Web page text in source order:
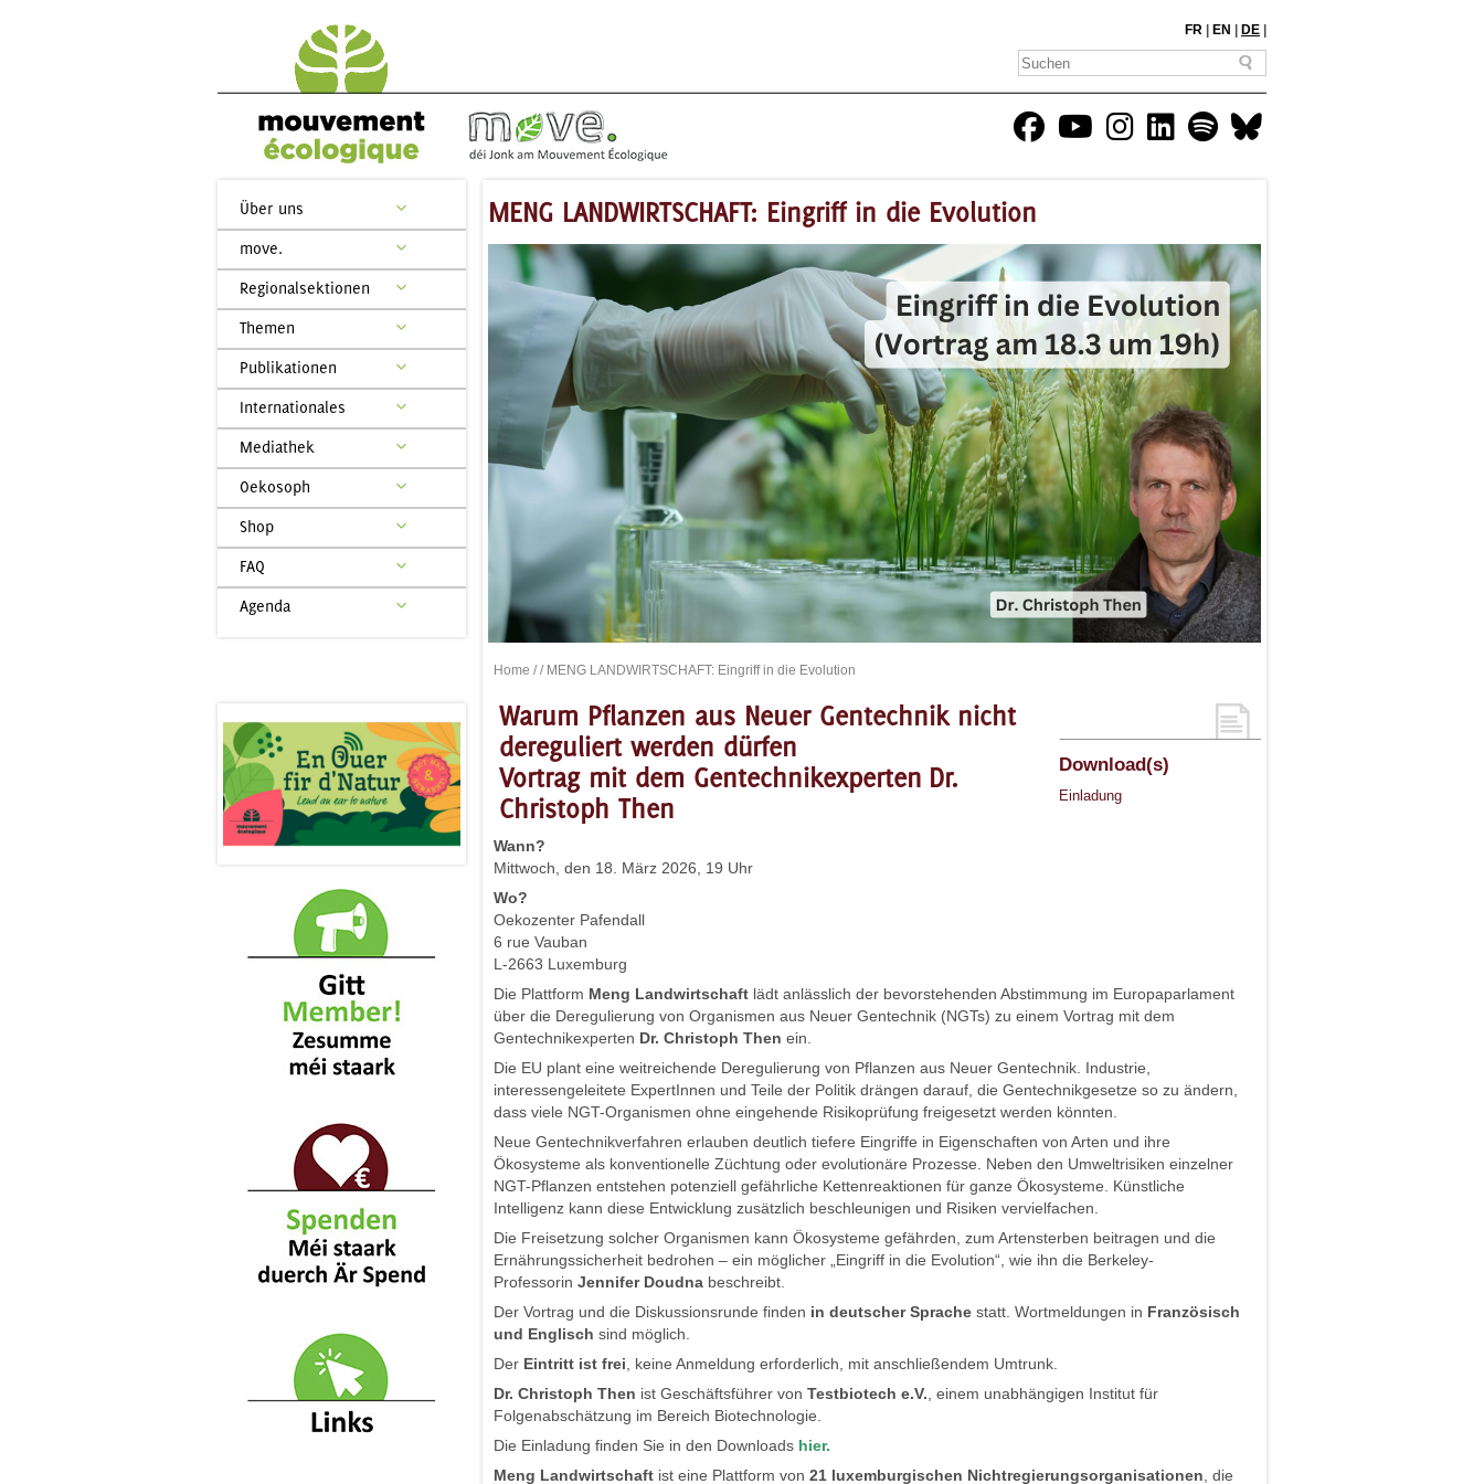
FR EN DE
Über uns
move.
Regionalsektionen
Themen
Publikationen
Internationales
Mediathek
Oekosoph
Shop
FAQ
Agenda
MENG LANDWIRTSCHAFT: Eingriff in die Evolution
Home // MENG LANDWIRTSCHAFT: Eingriff in die Evolution
Download(s)
Einladung
Warum Pflanzen aus Neuer Gentechnik nicht
dereguliert werden dürfen
Vortrag mit dem Gentechnikexperten Dr.
Christoph Then
Wann?
Mittwoch, den 18. März 2026, 19 Uhr
Wo?
Oekozenter Pafendall
6 rue Vauban
L-2663 Luxemburg
Die Plattform Meng Landwirtschaft lädt anlässlich der bevorstehenden Abstimmung im Europaparlament
über die Deregulierung von Organismen aus Neuer Gentechnik (NGTs) zu einem Vortrag mit dem
Gentechnikexperten Dr. Christoph Then ein.
Die EU plant eine weitreichende Deregulierung von Pflanzen aus Neuer Gentechnik. Industrie,
interessengeleitete ExpertInnen und Teile der Politik drängen darauf, die Gentechnikgesetze so zu ändern,
dass viele NGT-Organismen ohne eingehende Risikoprüfung freigesetzt werden könnten.
Neue Gentechnikverfahren erlauben deutlich tiefere Eingriffe in Eigenschaften von Arten und ihre
Ökosysteme als konventionelle Züchtung oder evolutionäre Prozesse. Neben den Umweltrisiken einzelner
NGT-Pflanzen entstehen potenziell gefährliche Kettenreaktionen für ganze Ökosysteme. Künstliche
Intelligenz kann diese Entwicklung zusätzlich beschleunigen und Risiken vervielfachen.
Die Freisetzung solcher Organismen kann Ökosysteme gefährden, zum Artensterben beitragen und die
Ernährungssicherheit bedrohen – ein möglicher „Eingriff in die Evolution“, wie ihn die Berkeley-
Professorin Jennifer Doudna beschreibt.
Der Vortrag und die Diskussionsrunde finden in deutscher Sprache statt. Wortmeldungen in Französisch
und Englisch sind möglich.
Der Eintritt ist frei , keine Anmeldung erforderlich, mit anschließendem Umtrunk.
Dr. Christoph Then ist Geschäftsführer von Testbiotech e.V. , einem unabhängigen Institut für
Folgenabschätzung im Bereich Biotechnologie.
Die Einladung finden Sie in den Downloads hier.
Meng Landwirtschaft ist eine Plattform von 21 luxemburgischen Nichtregierungsorganisationen , die